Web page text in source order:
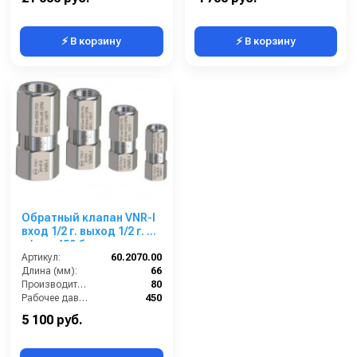
⚡ В корзину ⚡ В корзину
Обратный клапан VNR-I
вход 1/2 г. выход 1/2 г. 80
л/мин 450 бар нерж.
сталь
Артикул:
60.2070.00
Длина (мм):
66
Производительность (л/мин):
80
Рабочее давление (бар):
450
5 100 руб.